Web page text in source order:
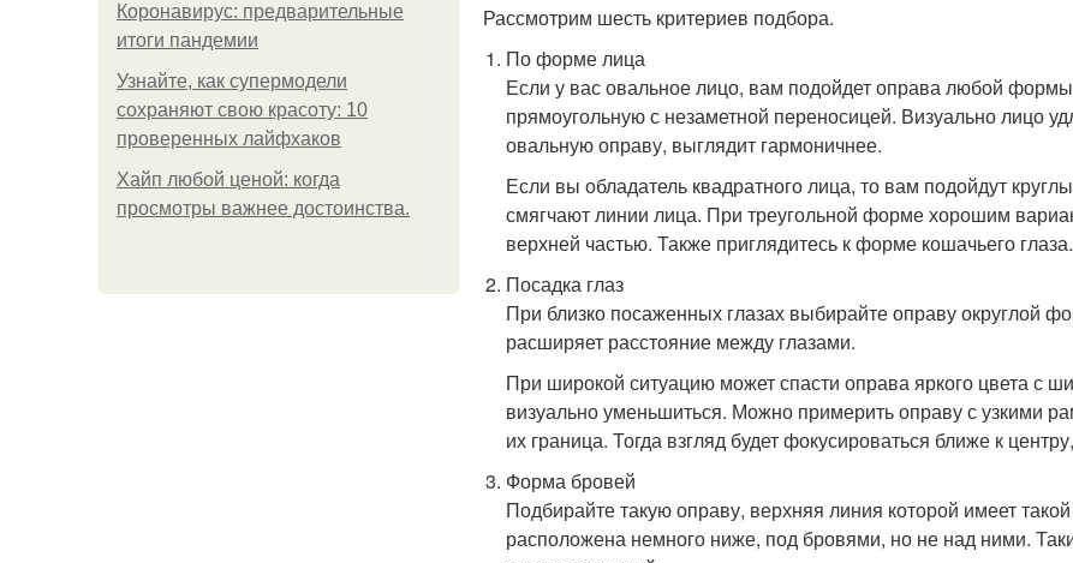
Коронавирус: предварительные
итоги пандемии
Узнайте, как супермодели
сохраняют свою красоту: 10
проверенных лайфхаков
Хайп любой ценой: когда
просмотры важнее достоинства.
Рассмотрим шесть критериев подбора.
По форме лица
Если у вас овальное лицо, вам подойдет оправа любой
прямоугольную с незаметной переносицей. Визуально лицо
овальную оправу, выглядит гармоничнее.
Если вы обладатель квадратного лица, то вам подойдут
смягчают линии лица. При треугольной форме хорошим
верхней частью. Также приглядитесь к форме кошачьего глаза.
Посадка глаз
При близко посаженных глазах выбирайте оправу округлой
расширяет расстояние между глазами.
При широкой ситуацию может спасти оправа яркого цвета с
визуально уменьшиться. Можно примерить оправу с узкими
их граница. Тогда взгляд будет фокусироваться ближе к
Форма бровей
Подбирайте такую оправу, верхняя линия которой имеет
расположена немного ниже, под бровями, но не над ними.